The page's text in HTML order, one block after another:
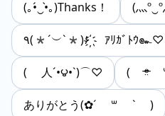
(｡•́‿•̀｡)Thanks！ (灬
٩(*´︶`*)۶҉ ｱﾘｶﾞﾄｳ๛♡
( 人´•౪•`)⌒♡ ( ᵒ̴̶̷̤
ありがとう(✿´ ꒳ ` )